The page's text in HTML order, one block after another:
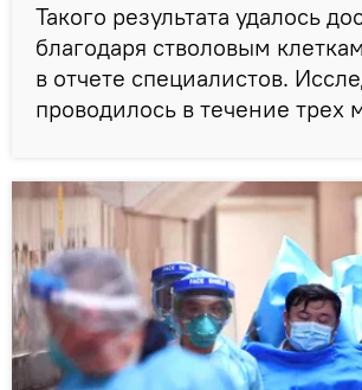
Такого результата удалось
благодаря стволовым
в отчете специалистов.
проводилось в течение трех